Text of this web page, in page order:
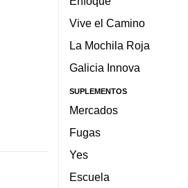
Vive el Camino
La Mochila Roja
Galicia Innova
SUPLEMENTOS
Mercados
Fugas
Yes
Escuela